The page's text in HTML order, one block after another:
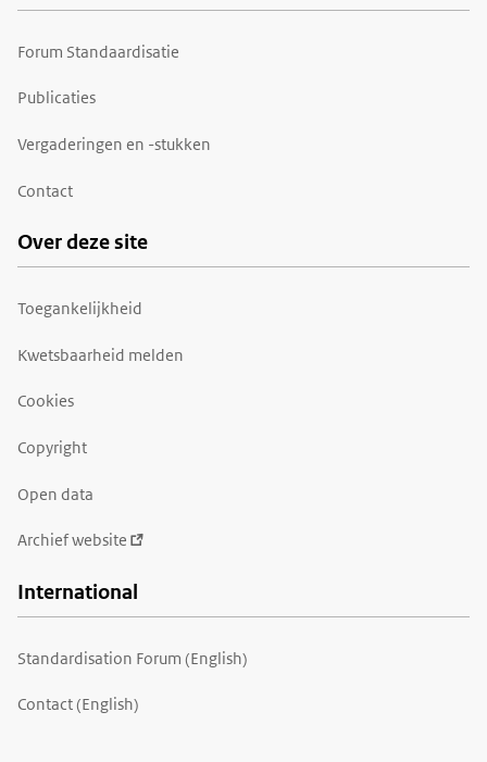
Forum Standaardisatie
Publicaties
Vergaderingen en -stukken
Contact
Over deze site
Toegankelijkheid
Kwetsbaarheid melden
Cookies
Copyright
Open data
Archief website
International
Standardisation Forum (English)
Contact (English)